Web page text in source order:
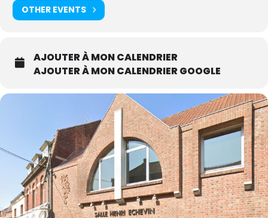
OTHER EVENTS
AJOUTER À MON CALENDRIER
AJOUTER À MON CALENDRIER GOOGLE